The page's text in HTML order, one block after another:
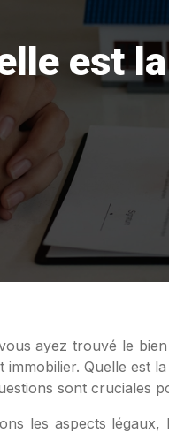
est
Quelle est
sont cruciales
les aspects légaux,